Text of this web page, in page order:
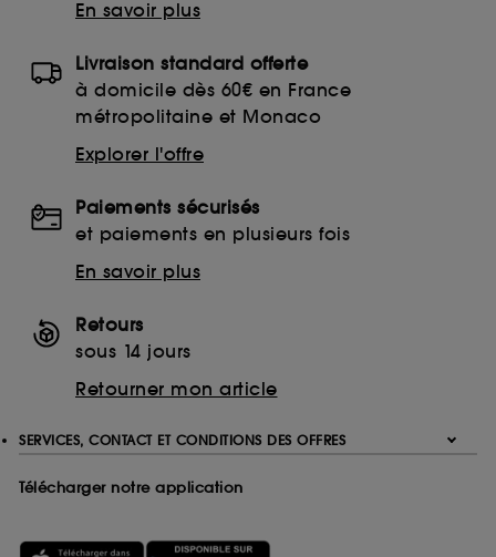
En savoir plus
Livraison standard offerte
à domicile dès 60€ en France
métropolitaine et Monaco
Explorer l'offre
Paiements sécurisés
et paiements en plusieurs fois
En savoir plus
Retours
sous 14 jours
Retourner mon article
SERVICES, CONTACT ET CONDITIONS DES OFFRES
Télécharger notre application